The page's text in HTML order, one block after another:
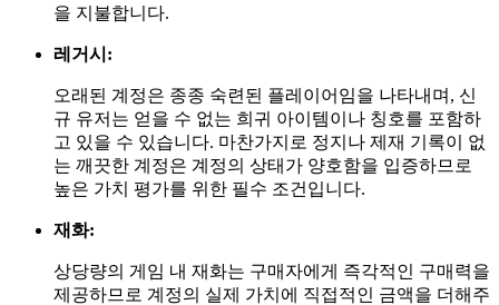
을 지불합니다.
레거시:
오래된 계정은 종종 숙련된 플레이어임을 나타내며, 신
규 유저는 얻을 수 없는 희귀 아이템이나 칭호를 포함하
고 있을 수 있습니다. 마찬가지로 정지나 제재 기록이 없
는 깨끗한 계정은 계정의 상태가 양호함을 입증하므로
높은 가치 평가를 위한 필수 조건입니다.
재화:
상당량의 게임 내 재화는 구매자에게 즉각적인 구매력을
제공하므로 계정의 실제 가치에 직접적인 금액을 더해주